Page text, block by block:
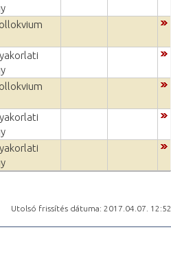
Utolsó frissítés dátuma: 2017.04.07. 12:52